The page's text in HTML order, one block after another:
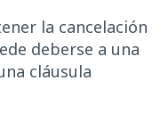
la cancelación
deberse a una
cláusula